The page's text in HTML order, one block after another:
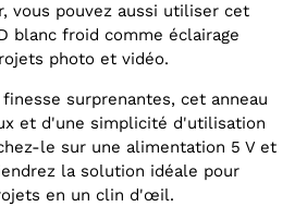
vous pouvez aussi utiliser cet
blanc froid comme éclairage
photo et vidéo.
surprenantes, cet anneau
et d'une simplicité d'utilisation
le sur une alimentation 5 V et
la solution idéale pour
en un clin d'œil.